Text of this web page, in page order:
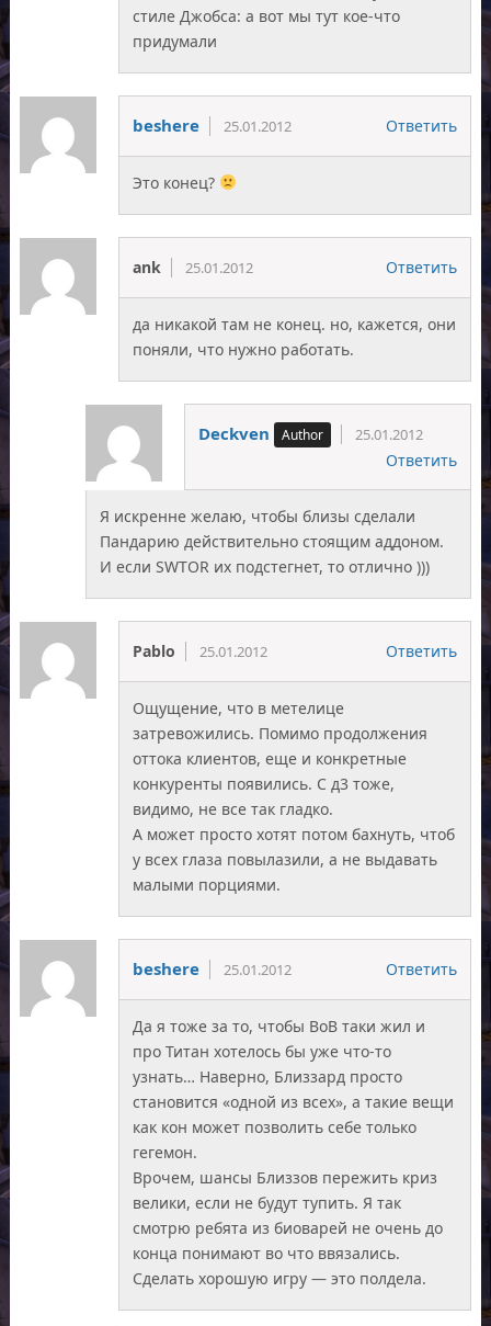
стиле Джобса: а вот мы тут кое-что
придумали
beshere 25.01.2012 Ответить
Это конец?
ank 25.01.2012 Ответить
да никакой там не конец. но, кажется, они
поняли, что нужно работать.
Deckven 25.01.2012
Ответить
Я искренне желаю, чтобы близы сделали
Пандарию действительно стоящим аддоном.
И если SWTOR их подстегнет, то отлично )))
Pablo 25.01.2012 Ответить
Ощущение, что в метелице
затревожились. Помимо продолжения
оттока клиентов, еще и конкретные
конкуренты появились. С д3 тоже,
видимо, не все так гладко.
А может просто хотят потом бахнуть, чтоб
у всех глаза повылазили, а не выдавать
малыми порциями.
beshere 25.01.2012 Ответить
Да я тоже за то, чтобы ВоВ таки жил и
про Титан хотелось бы уже что-то
узнать… Наверно, Близзард просто
становится «одной из всех», а такие вещи
как кон может позволить себе только
гегемон.
Врочем, шансы Близзов пережить криз
велики, если не будут тупить. Я так
смотрю ребята из биоварей не очень до
конца понимают во что ввязались.
Сделать хорошую игру — это полдела.